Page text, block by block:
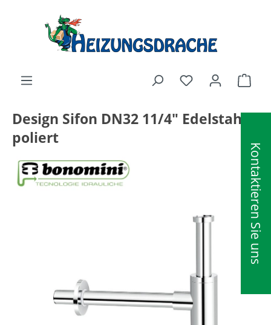
Kontaktieren Sie uns
Design Sifon DN32 11/4" Edelstahl
poliert